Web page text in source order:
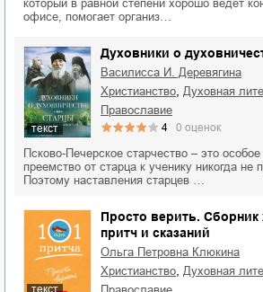
который в равной степени хорошо ведет
офисе, помогает организ…
текст
Духовники о
Василисса И. Деревягина
христианство
духовная
православие
4 0 оценок
Псково-Печерское старчество – это
преемство от старца к ученику никогда не
Поэтому наставления старцев …
Просто верить. Сборник
притч и сказаний
Ольга Петровна Клюкина
христианство
духовная